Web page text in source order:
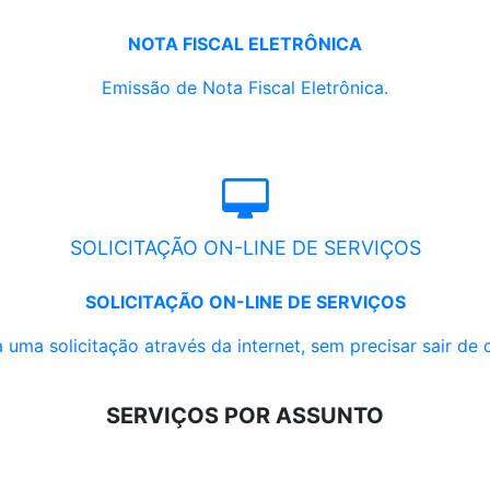
NOTA FISCAL ELETRÔNICA
Emissão de Nota Fiscal Eletrônica.
SOLICITAÇÃO ON-LINE DE SERVIÇOS
SOLICITAÇÃO ON-LINE DE SERVIÇOS
uma solicitação através da internet, sem precisar sair de
SERVIÇOS POR ASSUNTO